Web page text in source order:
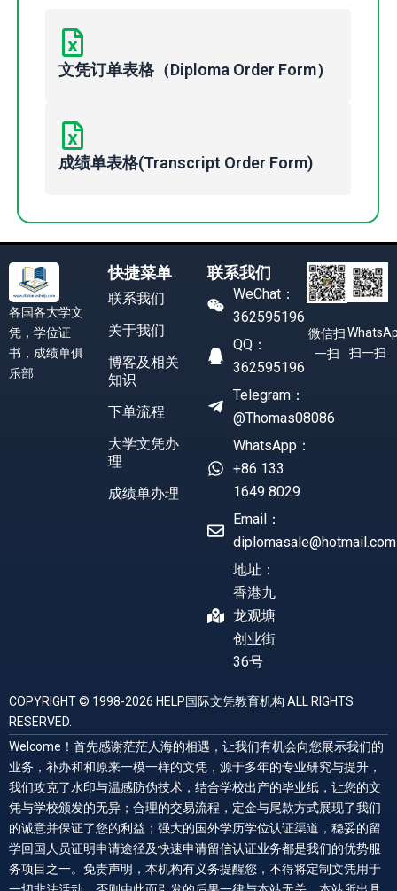
文凭订单表格（Diploma Order Form）
成绩单表格(Transcript Order Form)
各国各大学文
凭，学位证
书，成绩单俱
乐部
快捷菜单
联系我们
关于我们
博客及相关
知识
下单流程
大学文凭办
理
成绩单办理
联系我们
WeChat：
362595196
QQ：
362595196
Telegram：
@Thomas08086
WhatsApp：
+86 133
1649 8029
Email：
diplomasale@hotmail.com
地址：
香港九
龙观塘
创业街
36号
微信扫
一扫
扫一扫
COPYRIGHT © 1998-2026 HELP国际文凭教育机构 ALL RIGHTS
RESERVED.
Welcome！首先感谢茫茫人海的相遇，让我们有机会向您展示我们的
业务，补办和和原来一模一样的文凭，源于多年的专业研究与提升，
我们攻克了水印与温感防伪技术，结合学校出产的毕业纸，让您的文
凭与学校颁发的无异；合理的交易流程，定金与尾款方式展现了我们
的诚意并保证了您的利益；强大的国外学历学位认证渠道，稳妥的留
学回国人员证明申请途径及快速申请留信认证业务都是我们的优势服
务项目之一。免责声明，本机构有义务提醒您，不得将定制文凭用于